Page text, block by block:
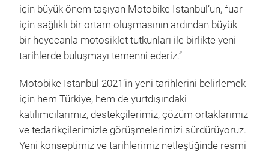
için büyük önem taşıyan Motobike Istanbul’un, fuar
için sağlıklı bir ortam oluşmasının ardından büyük
bir heyecanla motosiklet tutkunları ile birlikte yeni
tarihlerde buluşmayı temenni ederiz.”
Motobike Istanbul 2021’in yeni tarihlerini belirlemek
için hem Türkiye, hem de yurtdışındaki
katılımcılarımız, destekçilerimiz, çözüm ortaklarımız
ve tedarikçilerimizle görüşmelerimizi sürdürüyoruz.
Yeni konseptimiz ve tarihlerimiz netleştiğinde resmi